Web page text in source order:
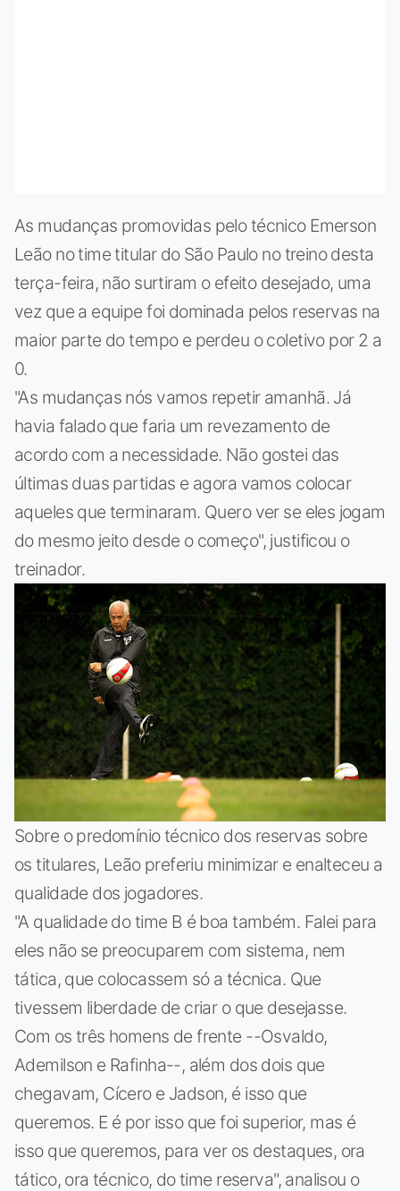
As mudanças promovidas pelo técnico Emerson
Leão no time titular do São Paulo no treino desta
terça-feira, não surtiram o efeito desejado, uma
vez que a equipe foi dominada pelos reservas na
maior parte do tempo e perdeu o coletivo por 2 a
0.
"As mudanças nós vamos repetir amanhã. Já
havia falado que faria um revezamento de
acordo com a necessidade. Não gostei das
últimas duas partidas e agora vamos colocar
aqueles que terminaram. Quero ver se eles jogam
do mesmo jeito desde o começo", justificou o
treinador.
Sobre o predomínio técnico dos reservas sobre
os titulares, Leão preferiu minimizar e enalteceu a
qualidade dos jogadores.
"A qualidade do time B é boa também. Falei para
eles não se preocuparem com sistema, nem
tática, que colocassem só a técnica. Que
tivessem liberdade de criar o que desejasse.
Com os três homens de frente --Osvaldo,
Ademilson e Rafinha--, além dos dois que
chegavam, Cícero e Jadson, é isso que
queremos. E é por isso que foi superior, mas é
isso que queremos, para ver os destaques, ora
tático, ora técnico, do time reserva", analisou o